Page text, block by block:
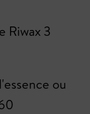
Riwax 3
ou